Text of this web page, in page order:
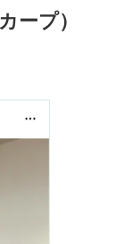
ープ）